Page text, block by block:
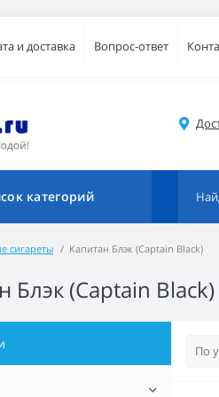
и доставка Вопрос-ответ
категорий
сигареты Капитан Блэк (Captain Black)
Блэк (Captain Black)